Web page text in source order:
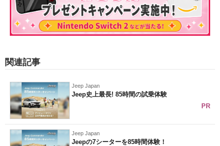
関連記事
Jeep Japan
Jeep史上最長! 85時間の試乗体験
PR
Jeep Japan
Jeepの7シーターを85時間体験！